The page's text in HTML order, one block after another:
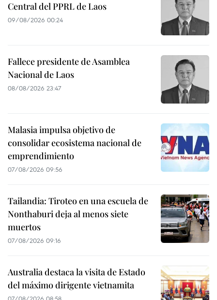
Central del PPRL de Laos
09/08/2026 00:24
Fallece presidente de Asamblea
Nacional de Laos
08/08/2026 23:47
Malasia impulsa objetivo de
consolidar ecosistema nacional de
emprendimiento
07/08/2026 09:56
Tailandia: Tiroteo en una escuela de
Nonthaburi deja al menos siete
muertos
07/08/2026 09:16
Australia destaca la visita de Estado
del máximo dirigente vietnamita